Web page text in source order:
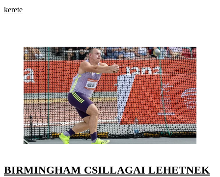
kerete
BIRMINGHAM CSILLAGAI LEHETNEK